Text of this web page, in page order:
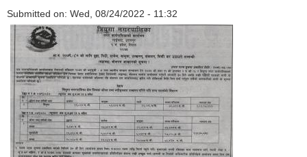
Submitted on: Wed, 08/24/2022 - 11:32